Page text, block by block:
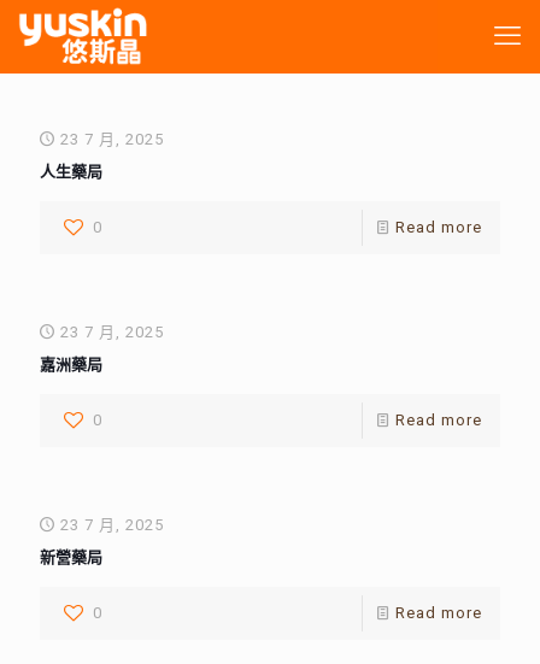
23 7 月, 2025
人生藥局
0 Read more
23 7 月, 2025
嘉洲藥局
0 Read more
23 7 月, 2025
新營藥局
0 Read more